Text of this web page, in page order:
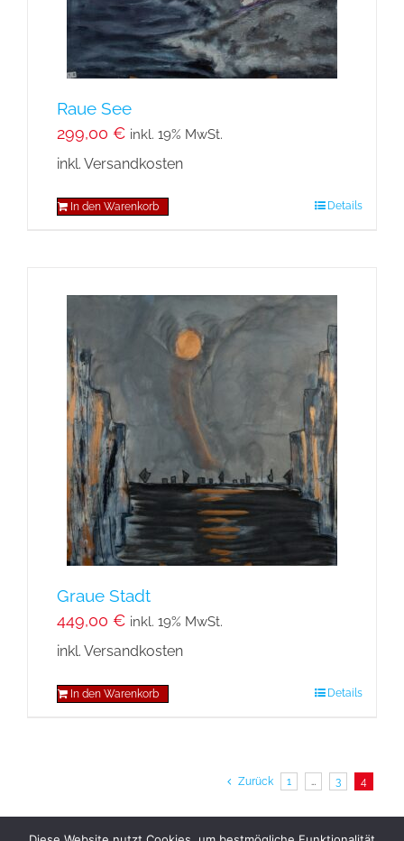
Raue See
299,00 € inkl. 19% MwSt.
inkl. Versandkosten
In den Warenkorb Details
Graue Stadt
449,00 € inkl. 19% MwSt.
inkl. Versandkosten
In den Warenkorb Details
Zurück 1 … 3 4